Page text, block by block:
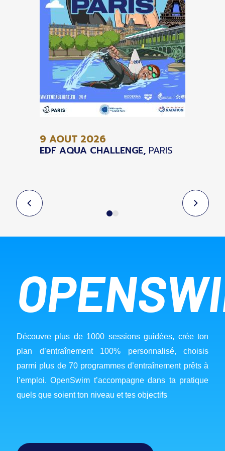
9 AOUT 2026
EDF AQUA CHALLENGE, PARIS
Découvre plus de 1000 sessions guidées, crée ton
plan d’entraînement 100% personnalisé, choisis
parmi plus de 70 programmes d’entraînement prêts à
l’emploi. OpenSwim t’accompagne dans ta pratique
quels que soient ton niveau et tes objectifs